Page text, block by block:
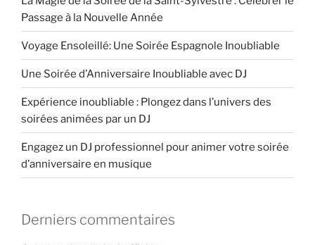
Passage à la Nouvelle Année
Voyage Ensoleillé: Une Soirée Espagnole Inoubliable
Une Soirée d’Anniversaire Inoubliable avec DJ
Expérience inoubliable : Plongez dans l’univers des
soirées animées par un DJ
Engagez un DJ professionnel pour animer votre soirée
d’anniversaire en musique
Derniers commentaires